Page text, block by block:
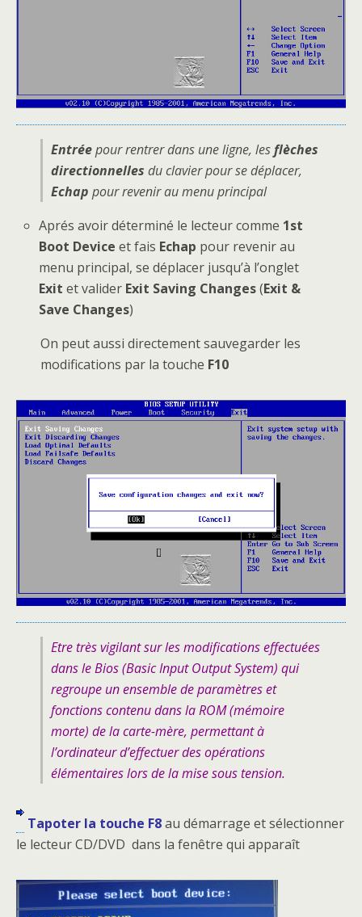
Entréepour rentrer dans une ligne, lesflèches
directionnelles du clavier pour se déplacer,
Echap pour revenir au menu principal
Aprés avoir déterminé le lecteur comme 1st
Boot Device et fais Echap pour revenir au
menu principal, se déplacer jusqu’à l’onglet
Exitet valider Exit Saving Changes(Exit &
Save Changes)
On peut aussi directement sauvegarder les
modifications par la touche F10
Etre très vigilant sur les modifications effectuées
dans le Bios (Basic Input Output System) qui
regroupe un ensemble de paramètres et
fonctions contenu dans la ROM (mémoire
morte) de la carte-mère, permettant à
l’ordinateur d’effectuer des opérations
élémentaires lors de la mise sous tension.
Tapoter la touche F8au démarrage et sélectionner
le lecteur CD/DVD dans la fenêtre qui apparaît